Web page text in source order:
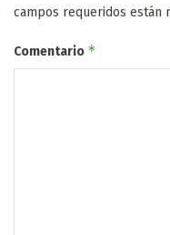
campos requeridos están
Comentario *